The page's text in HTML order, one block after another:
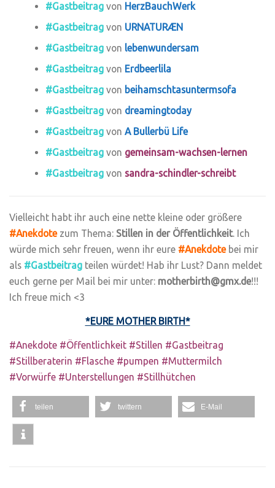
#Gastbeitrag von HerzBauchWerk
#Gastbeitrag von URNATURÆN
#Gastbeitrag von lebenwundersam
#Gastbeitrag von Erdbeerlila
#Gastbeitrag von beihamschtasuntermsofa
#Gastbeitrag von dreamingtoday
#Gastbeitrag vonA Bullerbü Life
#Gastbeitrag von gemeinsam-wachsen-lernen
#Gastbeitrag von sandra-schindler-schreibt
Vielleicht habt ihr auch eine nette kleine oder größere
#Anekdote zum Thema: Stillen in der Öffentlichkeit. Ich
würde mich sehr freuen, wenn ihr eure #Anekdotebei mir
als #Gastbeitrag teilen würdet! Hab ihr Lust? Dann meldet
euch gerne per Mail bei mir unter: motherbirth@gmx.de!!!
Ich freue mich <3
*EURE MOTHER BIRTH*
#Anekdote #Öffentlichkeit #Stillen #Gastbeitrag
#Stillberaterin #Flasche #pumpen #Muttermilch
#Vorwürfe #Unterstellungen #Stillhütchen
teilen twittern E-Mail